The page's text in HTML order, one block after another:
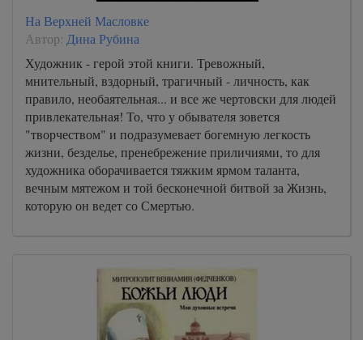
На Верхней Масловке
Автор: Дина Рубина
Художник - герой этой книги. Тревожный,
мнительный, вздорный, трагичный - личность, как
правило, необаятельная... и все же чертовски для людей
привлекательная! То, что у обывателя зовется
"творчеством" и подразумевает богемную легкость
жизни, безделье, пренебрежение приличиями, то для
художника оборачивается тяжким ярмом таланта,
вечным мятежом и той бесконечной битвой за Жизнь,
которую он ведет со Смертью.